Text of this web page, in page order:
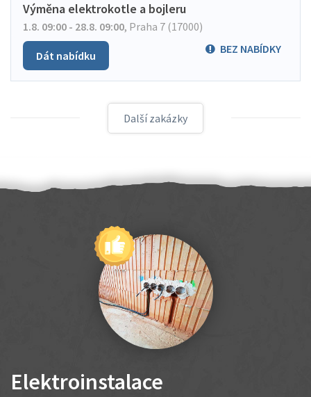
Výměna elektrokotle a bojleru
1.8. 09:00 - 28.8. 09:00, Praha 7 (17000)
BEZ NABÍDKY
Dát nabídku
Další zakázky
Elektroinstalace